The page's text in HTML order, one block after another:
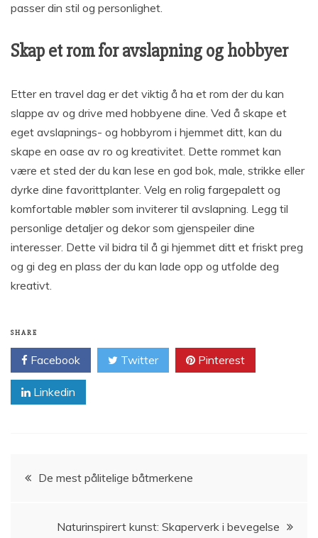
passer din stil og personlighet.
Skap et rom for avslapning og hobbyer
Etter en travel dag er det viktig å ha et rom der du kan
slappe av og drive med hobbyene dine. Ved å skape et
eget avslapnings- og hobbyrom i hjemmet ditt, kan du
skape en oase av ro og kreativitet. Dette rommet kan
være et sted der du kan lese en god bok, male, strikke eller
dyrke dine favorittplanter. Velg en rolig fargepalett og
komfortable møbler som inviterer til avslapning. Legg til
personlige detaljer og dekor som gjenspeiler dine
interesser. Dette vil bidra til å gi hjemmet ditt et friskt preg
og gi deg en plass der du kan lade opp og utfolde deg
kreativt.
SHARE
Facebook Twitter Pinterest
Linkedin
Innleggsnavigasjon
De mest pålitelige båtmerkene
Naturinspirert kunst: Skaperverk i bevegelse